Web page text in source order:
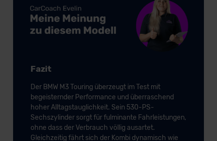
Fazit
Der BMW M3 Touring überzeugt im Test mit
begeisternder Performance und überraschend
hoher Alltagstauglichkeit. Sein 530-PS-
Sechszylinder sorgt für fulminante Fahrleistungen,
ohne dass der Verbrauch völlig ausartet.
Gleichzeitig fährt sich der Kombi dynamisch wie